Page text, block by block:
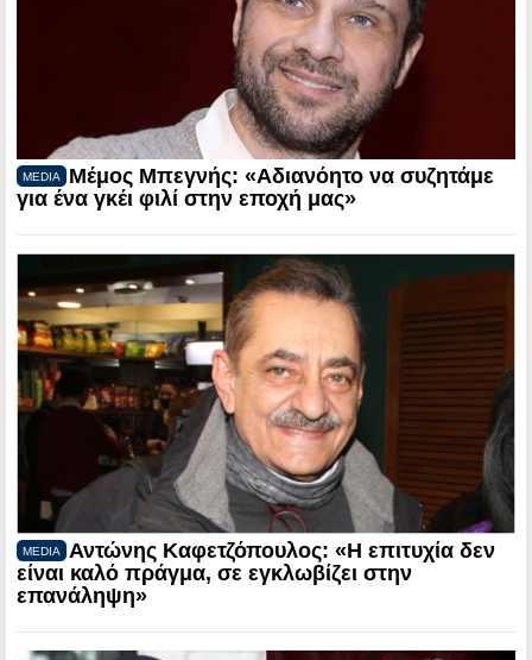
MEDIA
Μέμος Μπεγνής: «Αδιανόητο να συζητάμε
για ένα γκέι φιλί στην εποχή μας»
MEDIA
Αντώνης Καφετζόπουλος: «Η επιτυχία δεν
είναι καλό πράγμα, σε εγκλωβίζει στην
επανάληψη»